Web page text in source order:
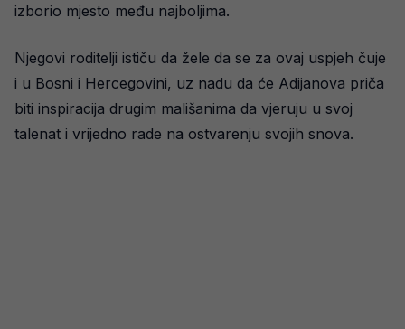
izborio mjesto među najboljima.
Njegovi roditelji ističu da žele da se za ovaj uspjeh čuje
i u Bosni i Hercegovini, uz nadu da će Adijanova priča
biti inspiracija drugim mališanima da vjeruju u svoj
talenat i vrijedno rade na ostvarenju svojih snova.